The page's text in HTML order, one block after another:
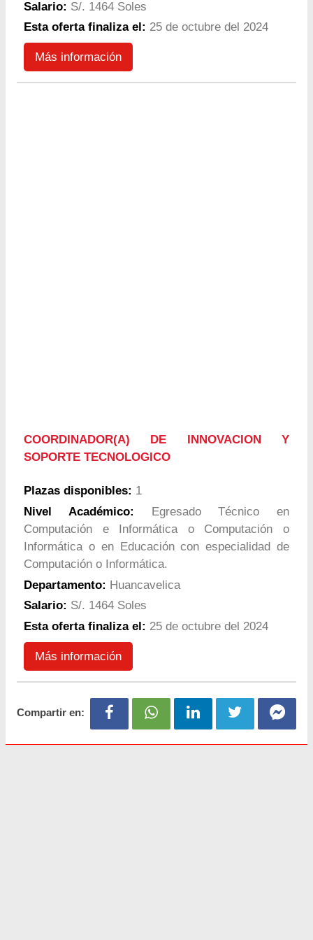
Salario: S/. 1464 Soles
Esta oferta finaliza el: 25 de octubre del 2024
Más información
COORDINADOR(A) DE INNOVACION Y
SOPORTE TECNOLOGICO
Plazas disponibles: 1
Nivel Académico: Egresado Técnico en
Computación e Informática o Computación o
Informática o en Educación con especialidad de
Computación o Informática.
Departamento: Huancavelica
Salario: S/. 1464 Soles
Esta oferta finaliza el: 25 de octubre del 2024
Más información
Compartir en: